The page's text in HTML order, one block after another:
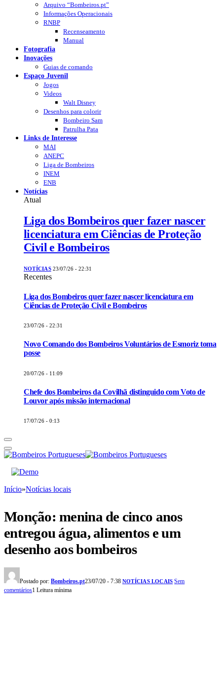
Arquivo “Bombeiros.pt”
Informações Operacionais
RNBP
Recenseamento
Manual
Fotografia
Inovações
Guias de comando
Espaço Juvenil
Jogos
Videos
Walt Disney
Desenhos para colorir
Bombeiro Sam
Patrulha Pata
Links de Interesse
MAI
ANEPC
Liga de Bombeiros
INEM
ENB
Notícias
Atual
Liga dos Bombeiros quer fazer nascer
licenciatura em Ciências de Proteção
Civil e Bombeiros
NOTÍCIAS 23/07/26 - 22:31
Recentes
Liga dos Bombeiros quer fazer nascer licenciatura em
Ciências de Proteção Civil e Bombeiros
23/07/26 - 22:31
Novo Comando dos Bombeiros Voluntários de Esmoriz toma
posse
20/07/26 - 11:09
Chefe dos Bombeiros da Covilhã distinguido com Voto de
Louvor após missão internacional
17/07/26 - 0:13
Início»Notícias locais
Monção: menina de cinco anos
entregou água, alimentos e um
desenho aos bombeiros
Postado por: Bombeiros.pt23/07/20 - 7:38 NOTÍCIAS LOCAIS Sem
comentários1 Leitura mínima